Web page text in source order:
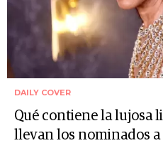
DAILY COVER
Qué contiene la lujosa
llevan los nominados a